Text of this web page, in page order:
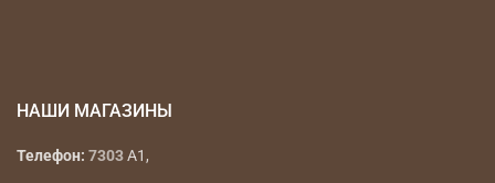
НАШИ МАГАЗИНЫ
Телефон: 7303A1,